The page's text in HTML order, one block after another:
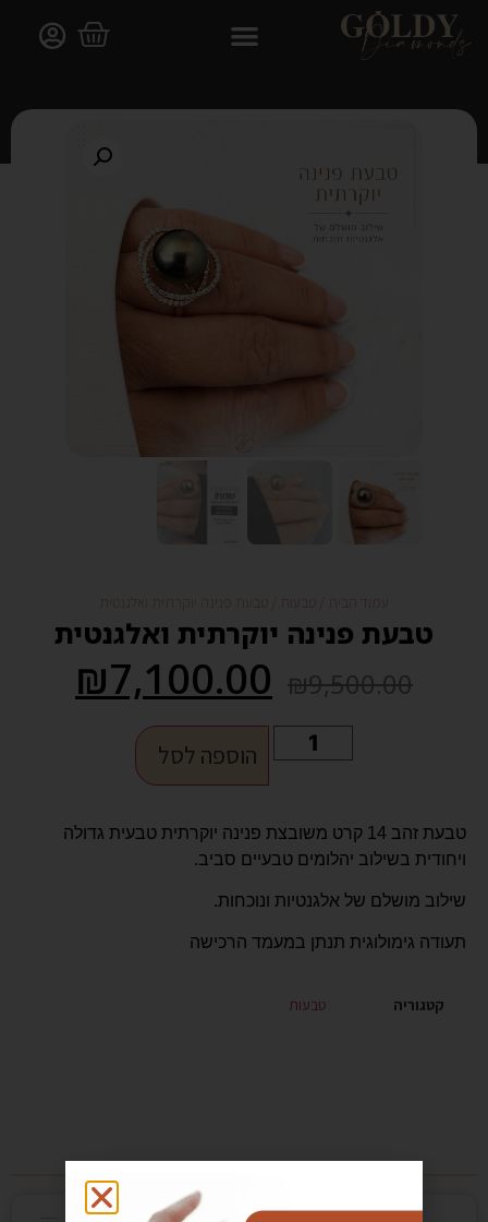
עמוד הבית טבעות / טבעת פנינה יוקרתית ואלגנטית
טבעת פנינה יוקרתית ואלגנטית
₪9,500.00
₪7,100.00
הוספה לסל
טבעת זהב 14 קרט משובצת פנינה יוקרתית טבעית גדולה
ויחודית בשילוב יהלומים טבעיים סביב.
שילוב מושלם של אלגנטיות ונוכחות.
תעודה גימולוגית תנתן במעמד הרכישה
קטגוריה טבעות
מוצרים קשורים